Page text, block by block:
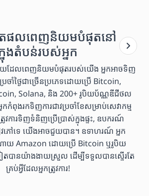
ផលពេញនិយមបំផុតនៅ
នុងតំបន់របស់អ្នក
ដែលពេញនិយមបំផុតរបស់យើង អ្នកអាចទិញ
ចាំថ្ងៃជាច្រើនប្រភេទដោយប្រើ Bitcoin,
Solana, និង 200+ រូបិយប័ណ្ណឌីជីថល
កំពុងរកទិញការជាវប្រចាំខែសម្រាប់សេវាកម្ម
រូវការទិញទំនិញប្រើប្រាស់ក្នុងផ្ទះ, ឧបករណ៍
វភៅទេ យើងអាចជួយបាន។ ឧទាហរណ៍ អ្នក
យ Amazon ដោយប្រើ Bitcoin ឬរូបិយ
បានយ៉ាងងាយស្រួល ដើម្បីទទួលបានស្ទើរតែ
គ្រប់អ្វីដែលអ្នកត្រូវការ!